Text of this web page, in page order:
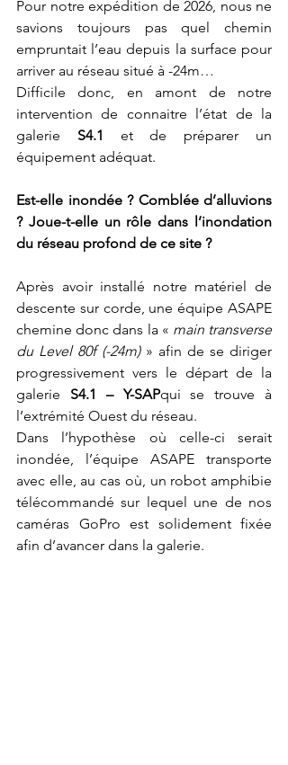
Pour notre expédition de 2026, nous ne
savions toujours pas quel chemin
empruntait l’eau depuis la surface pour
arriver au réseau situé à -24m…
Difficile donc, en amont de notre
intervention de connaitre l’état de la
galerie S4.1 et de préparer un
équipement adéquat.
Est-elle inondée ? Comblée d’alluvions
? Joue-t-elle un rôle dans l’inondation
du réseau profond de ce site ?
Après avoir installé notre matériel de
descente sur corde, une équipe ASAPE
chemine donc dans la « main transverse
du Level 80f (-24m) » afin de se diriger
progressivement vers le départ de la
galerie S4.1 – Y-SAPqui se trouve à
l’extrémité Ouest du réseau.
Dans l’hypothèse où celle-ci serait
inondée, l’équipe ASAPE transporte
avec elle, au cas où, un robot amphibie
télécommandé sur lequel une de nos
caméras GoPro est solidement fixée
afin d’avancer dans la galerie.